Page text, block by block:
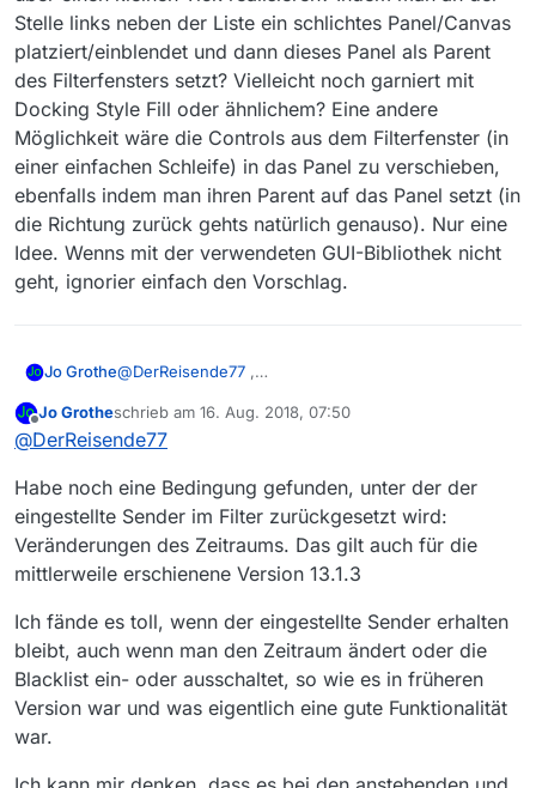
Stelle links neben der Liste ein schlichtes Panel/Canvas
platziert/einblendet und dann dieses Panel als Parent
des Filterfensters setzt? Vielleicht noch garniert mit
Docking Style Fill oder ähnlichem? Eine andere
Möglichkeit wäre die Controls aus dem Filterfenster (in
einer einfachen Schleife) in das Panel zu verschieben,
ebenfalls indem man ihren Parent auf das Panel setzt (in
die Richtung zurück gehts natürlich genauso). Nur eine
Idee. Wenns mit der verwendeten GUI-Bibliothek nicht
geht, ignorier einfach den Vorschlag.
Jo Grothe@DerReisende77 ,
Mir ist beim Testen gerade aufgefallen, dass beim
Ein- und Ausschalten der Blacklist, der eingestellte
ich sehr unpraktisch finde. Das war in der 13.1.1 m.E.
noch nicht so.
Offline
Jo Grotheschrieb am 16. Aug. 2018, 07:50
zuletzt editiert von
@DerReisende77
Habe noch eine Bedingung gefunden, unter der der
eingestellte Sender im Filter zurückgesetzt wird:
Veränderungen des Zeitraums. Das gilt auch für die
mittlerweile erschienene Version 13.1.3
Ich fände es toll, wenn der eingestellte Sender erhalten
bleibt, auch wenn man den Zeitraum ändert oder die
Blacklist ein- oder ausschaltet, so wie es in früheren
Version war und was eigentlich eine gute Funktionalität
war.